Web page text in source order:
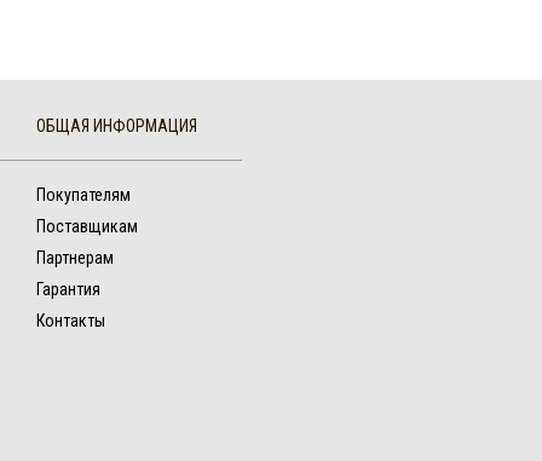
ОБЩАЯ ИНФОРМАЦИЯ
Покупателям
Поставщикам
Партнерам
Гарантия
Контакты